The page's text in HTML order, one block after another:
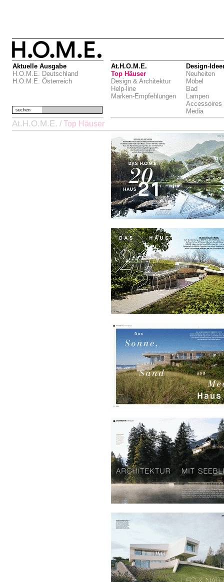
Aktuelle Ausgabe
H.O.M.E. Deutschland
H.O.M.E. Österreich
At.H.O.M.E.
Top Häuser
Design & Architektur
Help-line
Marken-Empfehlungen
Design-
Neuheiten
Möbel
Bad
Lampen
Accessoires
Media
suchen
At.H.O.M.E. / Top Häuser